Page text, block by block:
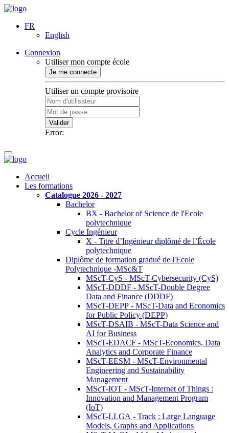
FR
English
Connexion
Utiliser mon compte école
Je me connecte
Utiliser un compte provisoire
Valider
Error:
Accueil
Les formations
Catalogue 2026 - 2027
Bachelor
BX - Bachelor of Science de l'Ecole
polytechnique
Cycle Ingénieur
X - Titre d’Ingénieur diplômé de l’École
polytechnique
Diplôme de formation gradué de l'Ecole
Polytechnique -MSc&T
MScT-CyS - MScT-Cybersecurity (CyS)
MScT-DDDF - MScT-Double Degree
Data and Finance (DDDF)
MScT-DEPP - MScT-Data and Economics
for Public Policy (DEPP)
MScT-DSAIB - MScT-Data Science and
AI for Business
MScT-EDACF - MScT-Economics, Data
Analytics and Corporate Finance
MScT-EESM - MScT-Environmental
Engineering and Sustainability
Management
MScT-IOT - MScT-Internet of Things :
Innovation and Management Program
(IoT)
MScT-LLGA - Track : Large Language
Models, Graphs and Applications